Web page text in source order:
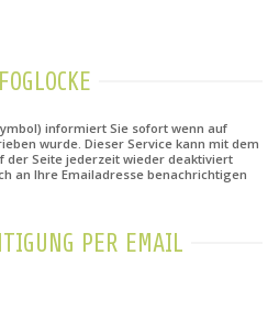
informiert Sie sofort wenn auf
wurde. Dieser Service kann mit dem
der Seite jederzeit wieder deaktiviert
an Ihre Emailadresse benachrichtigen
PER EMAIL